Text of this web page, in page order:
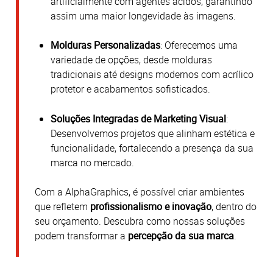
assim uma maior longevidade às imagens.
Molduras Personalizadas: Oferecemos uma
variedade de opções, desde molduras
tradicionais até designs modernos com acrílico
protetor e acabamentos sofisticados.
Soluções Integradas de Marketing Visual:
Desenvolvemos projetos que alinham estética e
funcionalidade, fortalecendo a presença da sua
marca no mercado.
Com a AlphaGraphics, é possível criar ambientes
que refletem profissionalismo e inovação, dentro do
seu orçamento. Descubra como nossas soluções
podem transformar a percepção da sua marca.